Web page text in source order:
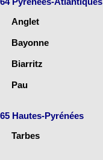
Anglet
Bayonne
Biarritz
Pau
65 Hautes-Pyrénées
Tarbes